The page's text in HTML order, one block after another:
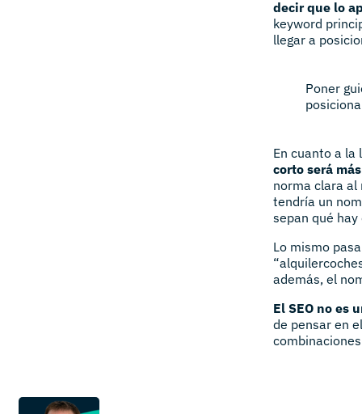
decir que lo
keyword
llegar a
Poner
En cuanto a
corto será
norma clara al
tendría un
sepan qué hay
Lo mismo
además, el
El SEO no es
de pensar en